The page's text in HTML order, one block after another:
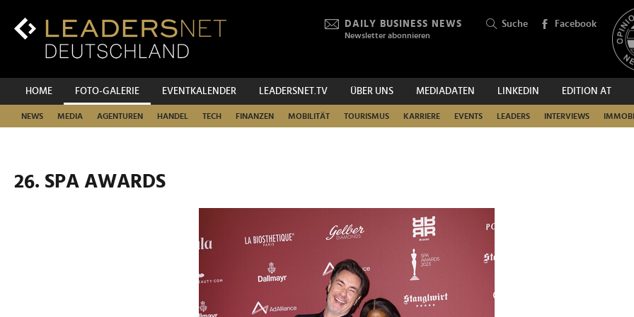
Inhalt
Hauptnavigation
DAILY BUSINESS NEWS
Newsletter abonnieren
Suche Facebook
HOME FOTO-GALERIE EVENTKALENDER LEADERSNET.TV ÜBER UNS MEDIADATEN LINKEDIN EDITION AT
NEWS MEDIA AGENTUREN HANDEL TECH FINANZEN MOBILITÄT TOURISMUS KARRIERE EVENTS LEADERS INTERVIEWS
SUCHEN
26. SPA AWARDS